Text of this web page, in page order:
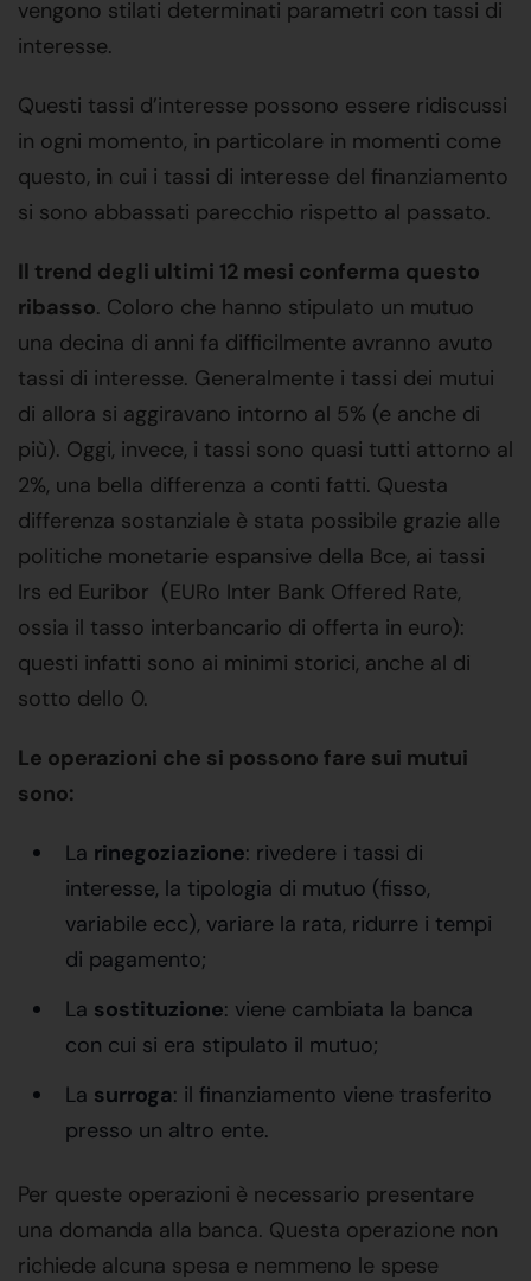
vengono stilati determinati parametri con tassi di
interesse.
Questi tassi d’interesse possono essere ridiscussi
in ogni momento, in particolare in momenti come
questo, in cui i tassi di interesse del finanziamento
si sono abbassati parecchio rispetto al passato.
Il trend degli ultimi 12 mesi conferma questo
ribasso. Coloro che hanno stipulato un mutuo
una decina di anni fa difficilmente avranno avuto
tassi di interesse. Generalmente i tassi dei mutui
di allora si aggiravano intorno al 5% (e anche di
più). Oggi, invece, i tassi sono quasi tutti attorno al
2%, una bella differenza a conti fatti. Questa
differenza sostanziale è stata possibile grazie alle
politiche monetarie espansive della Bce, ai tassi
Irs ed Euribor (EURo Inter Bank Offered Rate,
ossia il tasso interbancario di offerta in euro):
questi infatti sono ai minimi storici, anche al di
sotto dello 0.
Le operazioni che si possono fare sui mutui
sono:
La rinegoziazione: rivedere i tassi di
interesse, la tipologia di mutuo (fisso,
variabile ecc), variare la rata, ridurre i tempi
di pagamento;
La sostituzione: viene cambiata la banca
con cui si era stipulato il mutuo;
La surroga: il finanziamento viene trasferito
presso un altro ente.
Per queste operazioni è necessario presentare
una domanda alla banca. Questa operazione non
richiede alcuna spesa e nemmeno le spese